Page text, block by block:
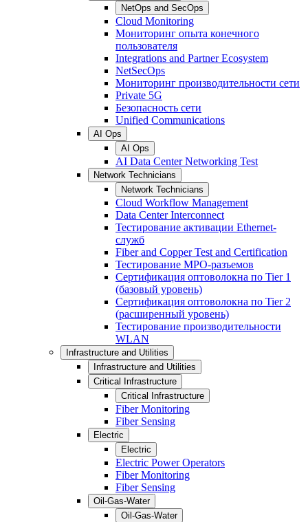
NetOps and SecOps
Cloud Monitoring
Мониторинг опыта конечного
пользователя
Integrations and Partner Ecosystem
NetSecOps
Мониторинг производительности сети
Private 5G
Безопасность сети
Unified Communications
AI Ops
AI Ops
AI Data Center Networking Test
Network Technicians
Network Technicians
Cloud Workflow Management
Data Center Interconnect
Тестирование активации Ethernet-
служб
Fiber and Copper Test and Certification
Тестирование МРО-разъемов
Сертификация оптоволокна по Tier 1
(базовый уровень)
Сертификация оптоволокна по Tier 2
(расширенный уровень)
Тестирование производительности
WLAN
Infrastructure and Utilities
Infrastructure and Utilities
Critical Infrastructure
Critical Infrastructure
Fiber Monitoring
Fiber Sensing
Electric
Electric
Electric Power Operators
Fiber Monitoring
Fiber Sensing
Oil-Gas-Water
Oil-Gas-Water